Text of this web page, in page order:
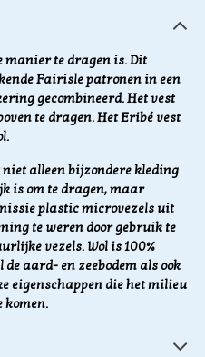
manier te dragen is. Dit
Fairisle patronen in een
gecombineerd. Het vest
te dragen. Het Eribé vest
alleen bijzondere kleding
is om te dragen, maar
plastic microvezels uit
te weren door gebruik te
vezels. Wol is 100%
aard- en zeebodem als ook
eigenschappen die het milieu
komen.